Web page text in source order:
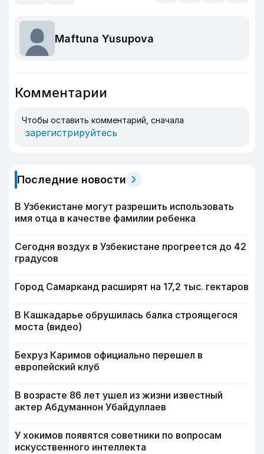
Maftuna Yusupova
Комментарии
Чтобы оставить комментарий, сначала
зарегистрируйтесь
Последние новости
В Узбекистане могут разрешить использовать
имя отца в качестве фамилии ребенка
Сегодня воздух в Узбекистане прогреется до 42
градусов
Город Самарканд расширят на 17,2 тыс. гектаров
В Кашкадарье обрушилась балка строящегося
моста (видео)
Бехруз Каримов официально перешел в
европейский клуб
В возрасте 86 лет ушел из жизни известный
актер Абдуманнон Убайдуллаев
У хокимов появятся советники по вопросам
искусственного интеллекта